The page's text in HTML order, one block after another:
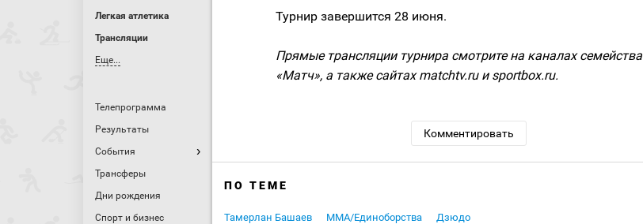
Легкая атлетика
Трансляции
Еще...
Телепрограмма
Результаты
События
Трансферы
Дни рождения
Спорт и бизнес
Турнир завершится 28 июня.
Прямые трансляции турнира смотрите на каналах семейства
«Матч», а также сайтах matchtv.ru и sportbox.ru.
Комментировать
ПО ТЕМЕ
Тамерлан Башаев MMA/Единоборства Дзюдо